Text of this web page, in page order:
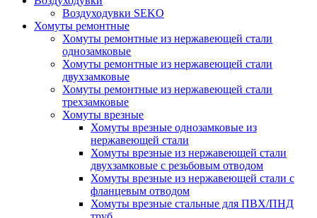
Воздуходувки SEKO
Хомуты ремонтные
Хомуты ремонтные из нержавеющей стали
однозамковые
Хомуты ремонтные из нержавеющей стали
двухзамковые
Хомуты ремонтные из нержавеющей стали
трехзамковые
Хомуты врезные
Хомуты врезные однозамковые из
нержавеющей стали
Хомуты врезные из нержавеющей стали
двухзамковые с резьбовым отводом
Хомуты врезные из нержавеющей стали с
фланцевым отводом
Хомуты врезные стальные для ПВХ/ПНД